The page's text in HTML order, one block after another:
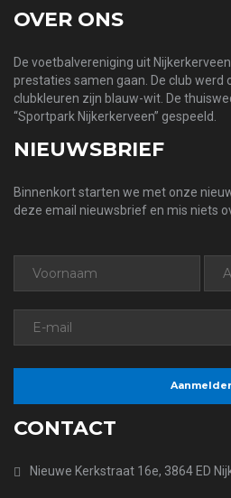
OVER ONS
De voetbalvereniging uit
prestaties samen gaan. De club werd
clubkleuren zijn blauw-wit. De
“Sportpark Nijkerkerveen” gespeeld.
NIEUWSBRIEF
Binnenkort starten we met onze
deze email nieuwsbrief en mis niets
CONTACT
Nieuwe Kerkstraat 16e, 3864 ED